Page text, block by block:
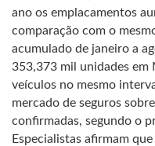
ano os emplacamentos
comparação com o
acumulado de janeiro a
353,373 mil unidades em
veículos no mesmo
mercado de seguros
confirmadas, segundo o
Especialistas afirmam